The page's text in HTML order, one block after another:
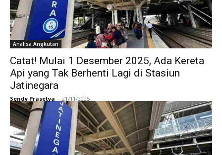
Analisa Angkutan
Catat! Mulai 1 Desember 2025, Ada Kereta
Api yang Tak Berhenti Lagi di Stasiun
Jatinegara
Sendy Prasetya - 21/11/2025